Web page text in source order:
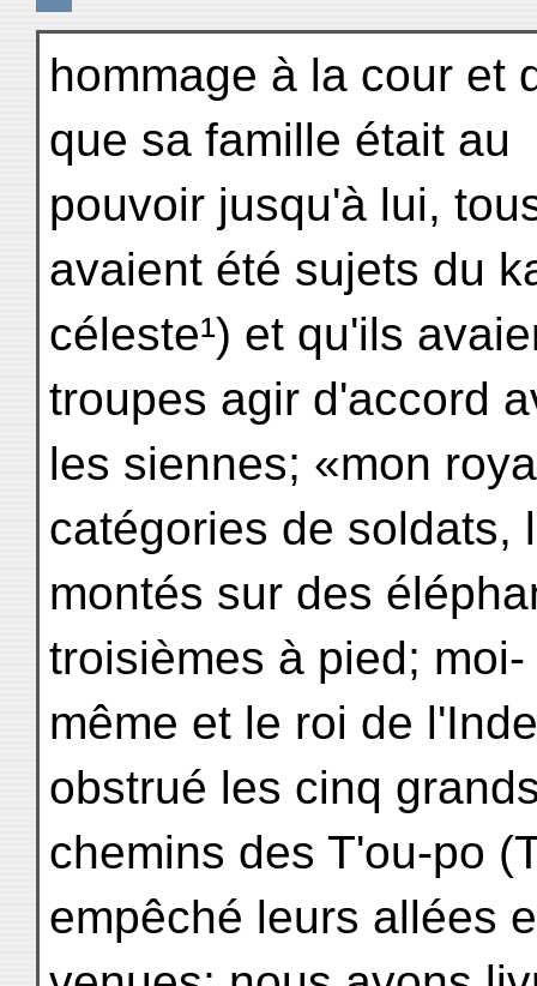
hommage à la cour et
que sa famille était au
pouvoir jusqu'à lui,
avaient été sujets du
céleste¹) et qu'ils
troupes agir d'accord
les siennes; «mon
catégories de soldats,
montés sur des
troisièmes à pied; moi-
même et le roi de
obstrué les cinq
chemins des T'ou-po
empêché leurs allées